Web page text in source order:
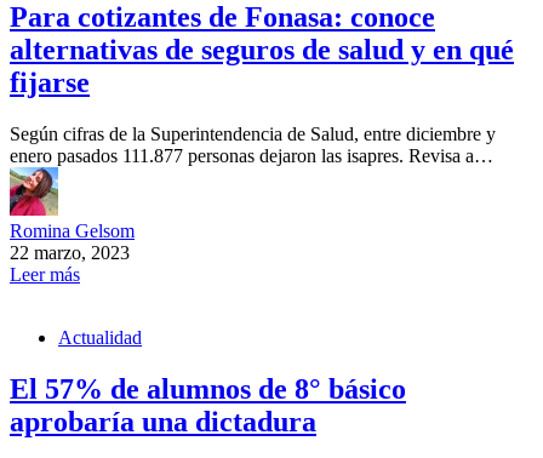
Para cotizantes de Fonasa: conoce
alternativas de seguros de salud y en qué
fijarse
Según cifras de la Superintendencia de Salud, entre diciembre y
enero pasados 111.877 personas dejaron las isapres. Revisa a…
Romina Gelsom
22 marzo, 2023
Leer más
Actualidad
El 57% de alumnos de 8° básico
aprobaría una dictadura